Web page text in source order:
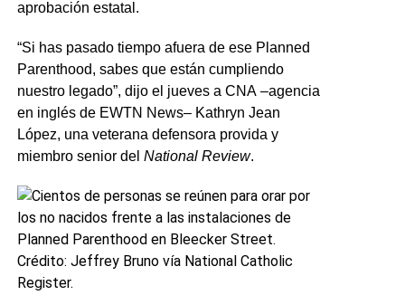
aprobación estatal.
“Si has pasado tiempo afuera de ese Planned
Parenthood, sabes que están cumpliendo
nuestro legado”, dijo el jueves a CNA –agencia
en inglés de EWTN News– Kathryn Jean
López, una veterana defensora provida y
miembro senior del National Review.